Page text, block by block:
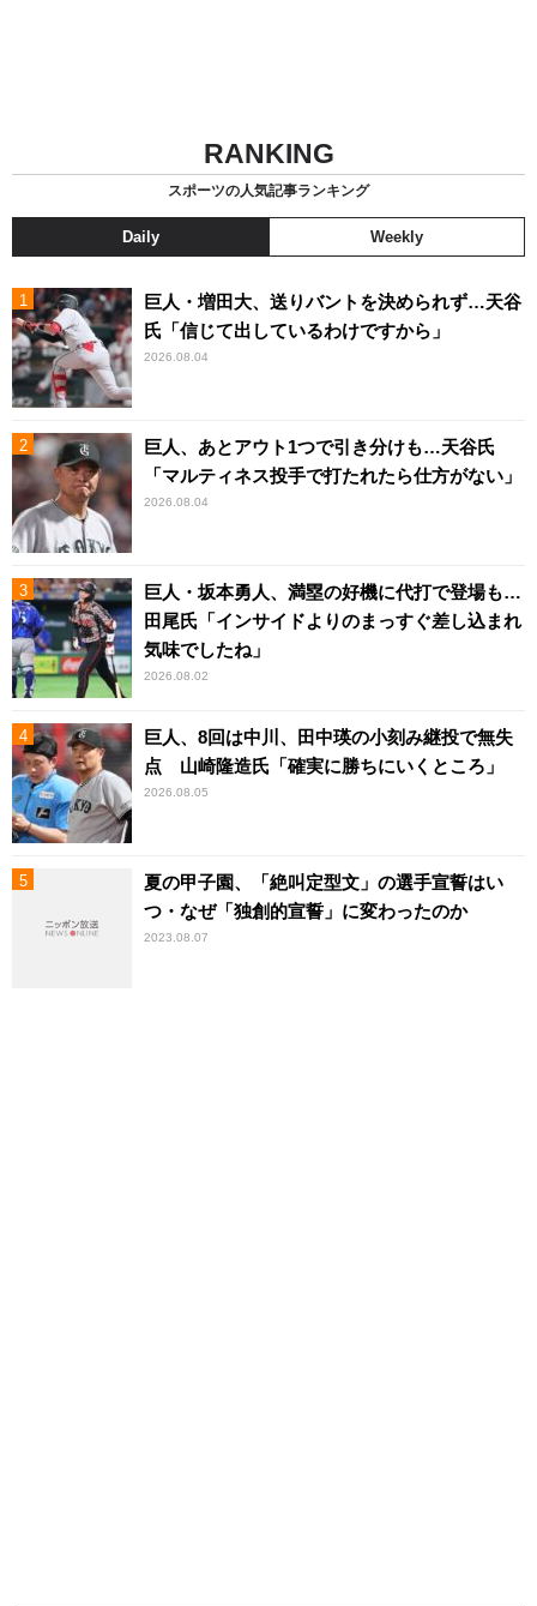
RANKING
スポーツの人気記事ランキング
Daily Weekly
巨人・増田大、送りバントを決められず…天谷
氏「信じて出しているわけですから」
2026.08.04
巨人、あとアウト1つで引き分けも…天谷氏
「マルティネス投手で打たれたら仕方がない」
2026.08.04
巨人・坂本勇人、満塁の好機に代打で登場も…
田尾氏「インサイドよりのまっすぐ差し込まれ
気味でしたね」
2026.08.02
巨人、8回は中川、田中瑛の小刻み継投で無失
点 山崎隆造氏「確実に勝ちにいくところ」
2026.08.05
夏の甲子園、「絶叫定型文」の選手宣誓はい
つ・なぜ「独創的宣誓」に変わったのか
2023.08.07